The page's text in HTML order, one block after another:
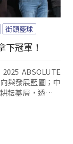
街頭籃球
下冠軍！
ABSOLUTE
與發展藍圖；中
耘基層，透過走
舞臺。